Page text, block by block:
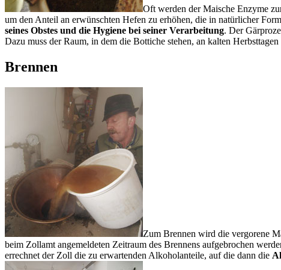
Oft werden der Maische Enzyme
um den Anteil an erwünschten Hefen zu erhöhen, die in natürlicher
seines Obstes und die Hygiene bei seiner Verarbeitung. Der
Dazu muss der Raum, in dem die Bottiche stehen, an kalten
Brennen
Zum Brennen wird die vergorene
beim Zollamt angemeldeten Zeitraum des Brennens aufgebrochen
errechnet der Zoll die zu erwartenden Alkoholanteile, auf die dann die